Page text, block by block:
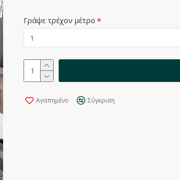
Γράψε τρέχον μέτρο
Αγαπημένο Σύγκριση